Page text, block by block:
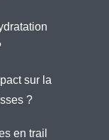
sur la
?
en trail